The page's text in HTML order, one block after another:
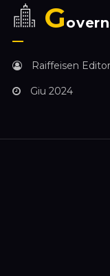
G
Raiffeisen Editor
Giu 2024